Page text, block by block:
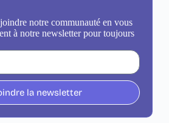
notre communauté en vous
à notre newsletter pour toujours
la newsletter